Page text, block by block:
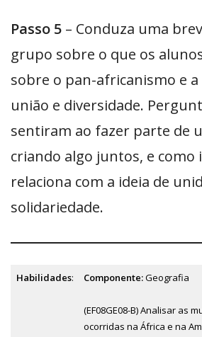
Passo 5 – Conduza uma
grupo sobre o que os
sobre o pan-africanismo e
união e diversidade.
sentiram ao fazer parte de
criando algo juntos, e como
relaciona com a ideia de
solidariedade.
Habilidades: Componente:Geografia
(EF08GE08-B) Analisar as
ocorridas na África e na